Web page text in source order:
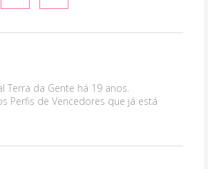
Terra da Gente há 19 anos.
Perfis de Vencedores que já está